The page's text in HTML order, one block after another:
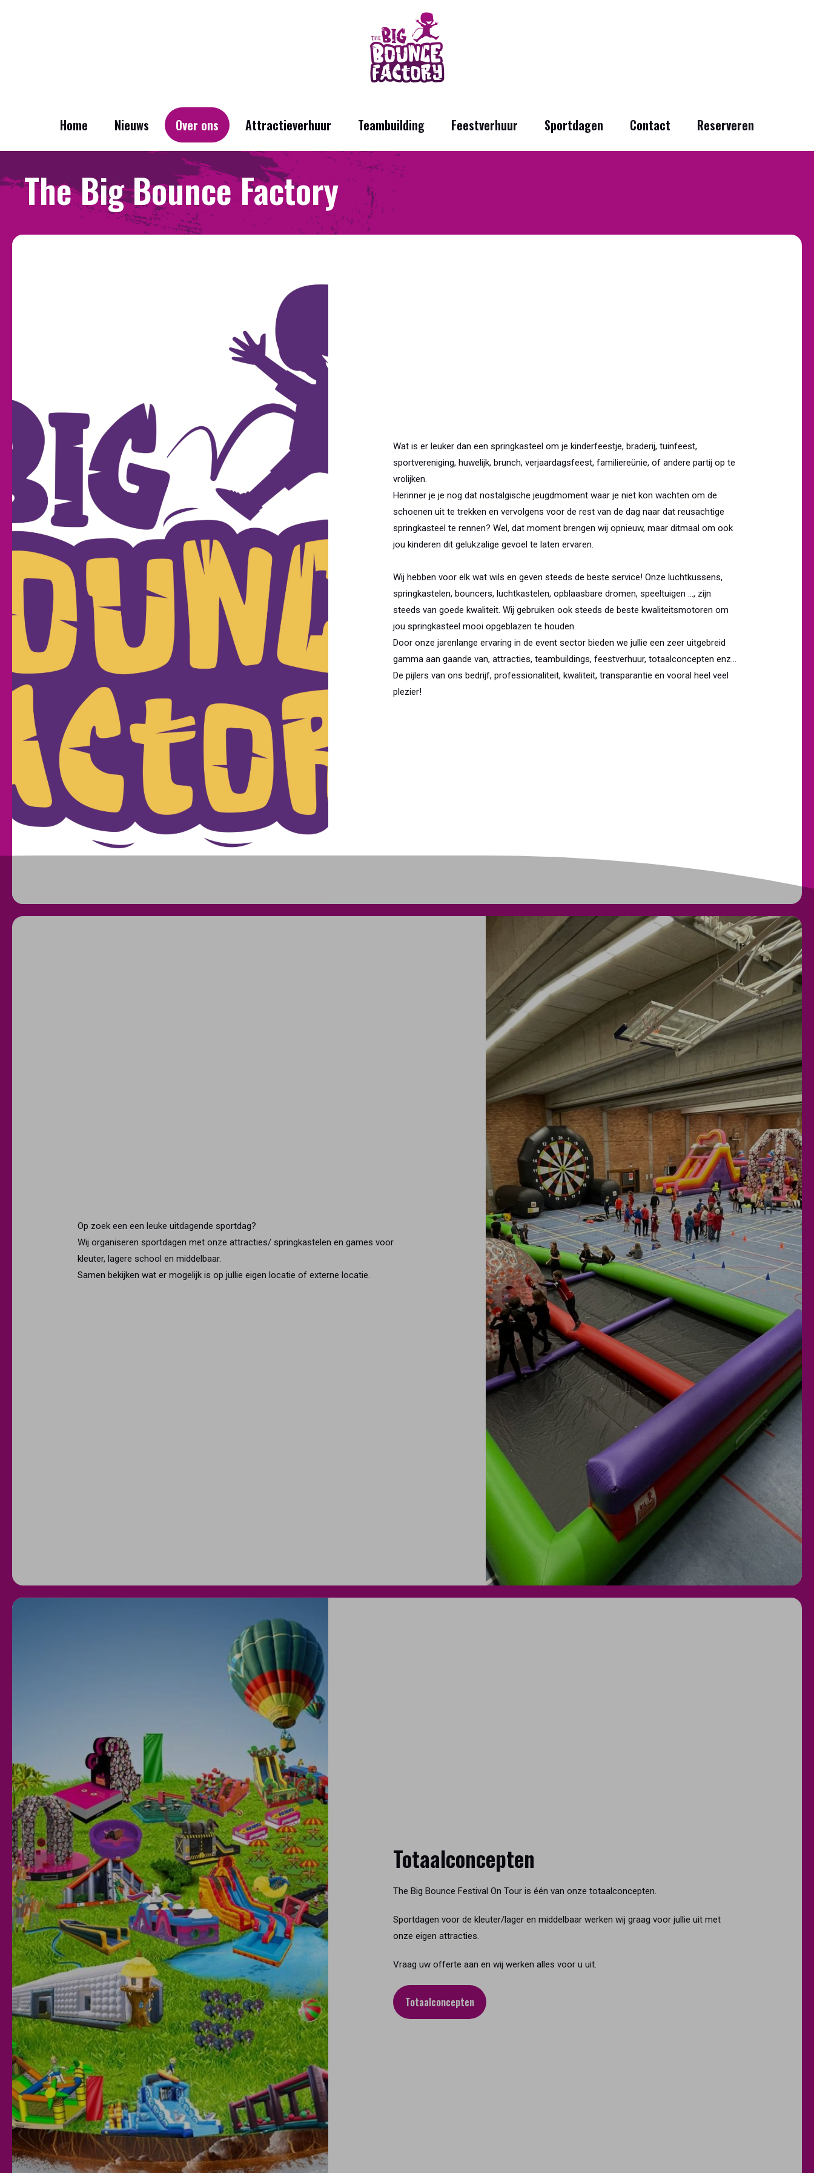
Home Nieuws Over ons Attractieverhuur Teambuilding Feestverhuur Sportdagen Contact Reserveren
The Big Bounce Factory
Wat is er leuker dan een springkasteel om je kinderfeestje, braderij, tuinfeest,
sportvereniging, huwelijk, brunch, verjaardagsfeest, familiereünie, of andere partij op te
vrolijken.
Herinner je je nog dat nostalgische jeugdmoment waar je niet kon wachten om de
schoenen uit te trekken en vervolgens voor de rest van de dag naar dat reusachtige
springkasteel te rennen? Wel, dat moment brengen wij opnieuw, maar ditmaal om ook
jou kinderen dit gelukzalige gevoel te laten ervaren.
Wij hebben voor elk wat wils en geven steeds de beste service! Onze luchtkussens,
springkastelen, bouncers, luchtkastelen, opblaasbare dromen, speeltuigen ..., zijn
steeds van goede kwaliteit. Wij gebruiken ook steeds de beste kwaliteitsmotoren om
jou springkasteel mooi opgeblazen te houden.
Door onze jarenlange ervaring in de event sector bieden we jullie een zeer uitgebreid
gamma aan gaande van, attracties, teambuildings, feestverhuur, totaalconcepten enz...
De pijlers van ons bedrijf, professionaliteit, kwaliteit, transparantie en vooral heel veel
plezier!
Op zoek een een leuke uitdagende sportdag?
Wij organiseren sportdagen met onze attracties/ springkastelen en games voor
kleuter, lagere school en middelbaar.
Samen bekijken wat er mogelijk is op jullie eigen locatie of externe locatie.
Totaalconcepten
The Big Bounce Festival On Tour is één van onze totaalconcepten.
Sportdagen voor de kleuter/lager en middelbaar werken wij graag voor jullie uit met
onze eigen attracties.
Vraag uw offerte aan en wij werken alles voor u uit.
Totaalconcepten